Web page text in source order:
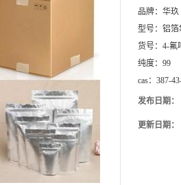
品牌： 华玖
型号： 铝箔
货号： 4-氟
纯度： 99
cas： 387-
发布日期：
更新日期：